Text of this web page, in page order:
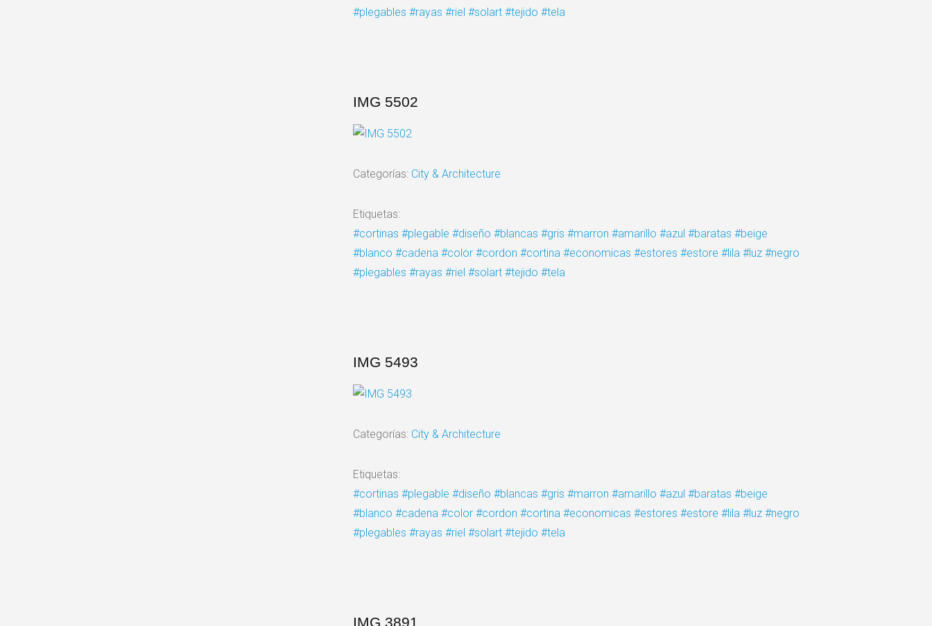
#plegables #rayas #riel #solart #tejido #tela
IMG 5502
Categorías: City & Architecture
Etiquetas:
#cortinas #plegable #diseño #blancas #gris #marron #amarillo #azul #baratas #beige
#blanco #cadena #color #cordon #cortina #economicas #estores #estore #lila #luz #negro
#plegables #rayas #riel #solart #tejido #tela
IMG 5493
Categorías: City & Architecture
Etiquetas:
#cortinas #plegable #diseño #blancas #gris #marron #amarillo #azul #baratas #beige
#blanco #cadena #color #cordon #cortina #economicas #estores #estore #lila #luz #negro
#plegables #rayas #riel #solart #tejido #tela
IMG 3891